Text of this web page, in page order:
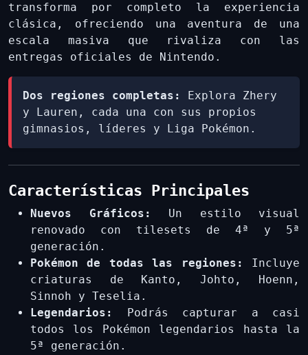
transforma por completo la experiencia
clásica, ofreciendo una aventura de una
escala masiva que rivaliza con las
entregas oficiales de Nintendo.
Dos regiones completas:
Explora Zhery
y Lauren, cada una con sus propios
gimnasios, líderes y Liga Pokémon.
Características Principales
Nuevos Gráficos:
Un estilo visual
renovado con tilesets de 4ª y 5ª
generación.
Pokémon de todas las regiones:
Incluye
criaturas de Kanto, Johto, Hoenn,
Sinnoh y Teselia.
Legendarios:
Podrás capturar a casi
todos los Pokémon legendarios hasta la
5ª generación.